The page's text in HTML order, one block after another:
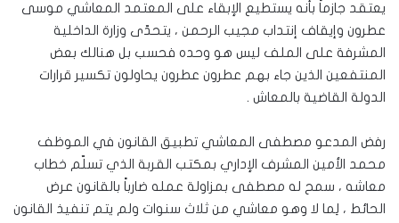
يعتقد جازماً بأنه يستطيع الإبقاء على المعتمد المعاشي موسى
عطرون وإيقاف إنتداب مجيب الرحمن ، يتحدّى وزارة الداخلية
المشرفة على الملف ليس هو وحده فحسب بل هنالك بعض
المنتفعين الذين جاء بهم عطرون عطرون يحاولون تكسير قرارات
الدولة القاضية بالمعاش .
رفض المدعو مصطفى المعاشي تطبيق القانون في الموظف
محمد الأمين المشرف الإداري بمكتب القربة الذي تسلّم خطاب
معاشه ، سمح له مصطفى بمزاولة عمله ضارباً بالقانون عرض
الحائط ، لِما لا وهو معاشي من ثلاث سنوات ولم يتم تنفيذ القانون